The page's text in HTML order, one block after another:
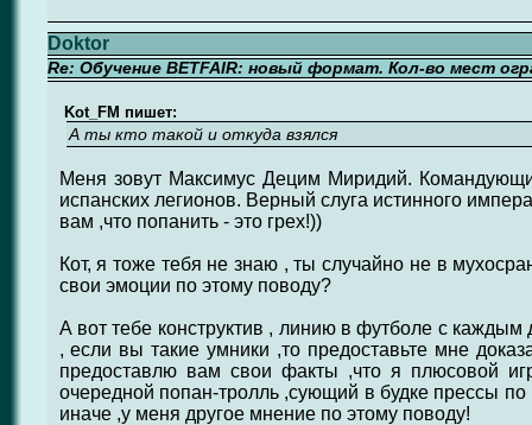
Doktor
Re: Обучение BETFAIR: новый формат. Кол-во мест
Kot_FM пишет:
А ты кто такой и откуда взялся
Меня зовут Максимус Децим Миридий.
испанских легионов. Верный слуга истинного
вам ,что попанить - это грех!))
Кот, я тоже тебя не знаю , ты случайно не в
свои эмоции по этому поводу?
А вот тебе конструктив , линию в футболе с
, если вы такие умники ,то предоставьте мне
предоставлю вам свои факты ,что я плюсовой
очередной попан-тролль ,сующий в будке прессы
иначе ,у меня другое мнение по этому поводу!